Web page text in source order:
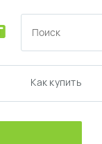
Как купить